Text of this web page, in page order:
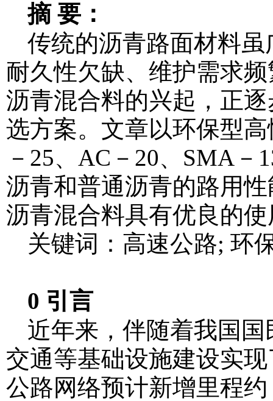
摘 要：
传统的沥青路面材料
耐久性欠缺、维护需求
沥青混合料的兴起，正
选方案。文章以环保型
－25、AC－20、SMA
沥青和普通沥青的路用
沥青混合料具有优良的
关键词：高速公路; 环
0 引言
近年来，伴随着我国
交通等基础设施建设实
公路网络预计新增里程